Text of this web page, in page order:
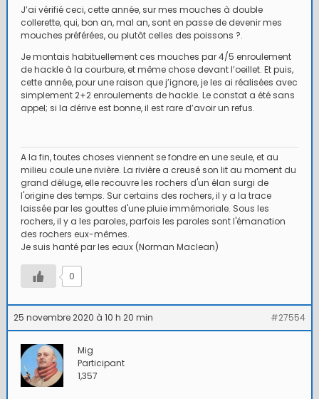
J’ai vérifié ceci, cette année, sur mes mouches à double
collerette, qui, bon an, mal an, sont en passe de devenir mes
mouches préférées, ou plutôt celles des poissons ?.
Je montais habituellement ces mouches par 4/5 enroulement
de hackle à la courbure, et même chose devant l’oeillet. Et puis,
cette année, pour une raison que j’ignore, je les ai réalisées avec
simplement 2+2 enroulements de hackle. Le constat a été sans
appel; si la dérive est bonne, il est rare d’avoir un refus.
A la fin, toutes choses viennent se fondre en une seule, et au
milieu coule une rivière. La rivière a creusé son lit au moment du
grand déluge, elle recouvre les rochers d'un élan surgi de
l'origine des temps. Sur certains des rochers, il y a la trace
laissée par les gouttes d'une pluie immémoriale. Sous les
rochers, il y a les paroles, parfois les paroles sont l'émanation
des rochers eux-mêmes.
Je suis hanté par les eaux (Norman Maclean)
0
25 novembre 2020 à 10 h 20 min #27554
Mig
Participant
1,357